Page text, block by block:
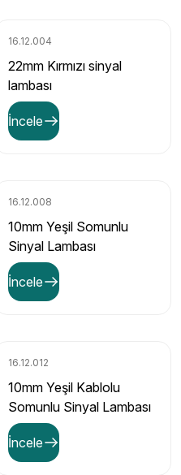
16.12.004
22mm Kırmızı sinyal
lambası
İncele
16.12.008
10mm Yeşil Somunlu
Sinyal Lambası
İncele
16.12.012
10mm Yeşil Kablolu
Somunlu Sinyal Lambası
İncele